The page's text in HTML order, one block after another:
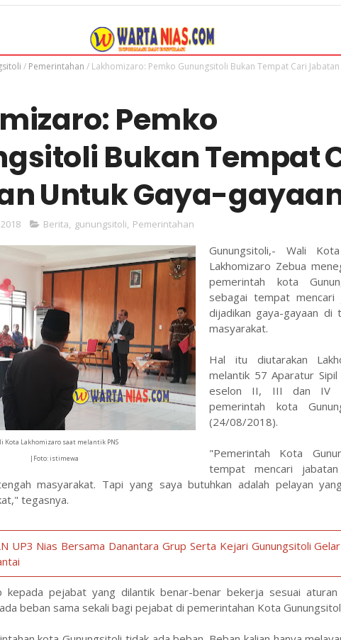
/ Pemerintahan / Lakhomizaro: Pemko Gunungsitoli Bukan Tempat Cari
Pemko
Bukan Tempat
Untuk Gaya-
Berita gunungsitoli Pemerintahan
Kota Lakhomizaro saat melantik PNS
|Foto: istimewa
Gunungsitoli,- Wali
Lakhomizaro Zebua
pemerintah kota
sebagai tempat mencari
dijadikan gaya-gayaan di
masyarakat.
Hal itu diutarakan
melantik 57 Aparatur Sipil
eselon II, III dan IV
pemerintah kota
(24/08/2018).
"Pemerintah Kota
tempat mencari
masyarakat. Tapi yang saya butuhkan adalah pelayan
tegasnya.
UP3 Nias Bersama Danantara Grup Serta Kejari Gunungsitoli
kepada pejabat yang dilantik benar-benar bekerja sesuai aturan
beban sama sekali bagi pejabat di pemerintahan Kota